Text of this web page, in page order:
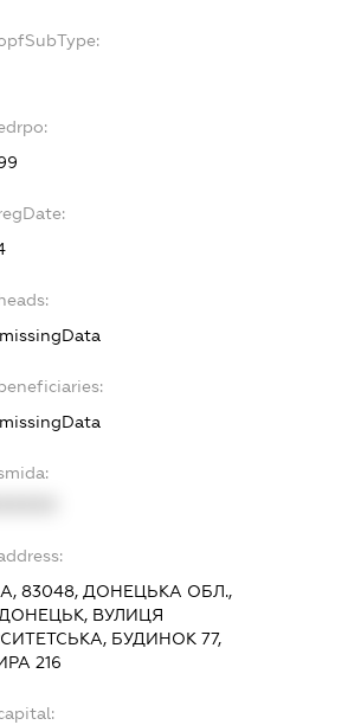
83048, ДОНЕЦЬКА ОБЛ.,
ВУЛИЦЯ
БУДИНОК 77,
216